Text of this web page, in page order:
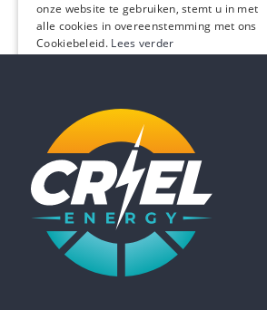
onze website te gebruiken, stemt u in met
alle cookies in overeenstemming met ons
Cookiebeleid. Lees verder
PRESTATIE
TARGETING
FUNCTIONEEL
NIET-GECLASSIFICEERD
ALLES ACCEPTEREN